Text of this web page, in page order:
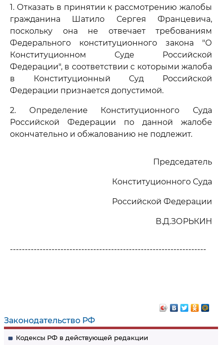
Законодательство РФ
Кодексы РФ в действующей редакции
1. Отказать в принятии к рассмотрению жалобы
гражданина Шатило Сергея Францевича,
поскольку она не отвечает требованиям
Федерального конституционного закона "О
Конституционном Суде Российской
Федерации", в соответствии с которыми жалоба
в Конституционный Суд Российской
Федерации признается допустимой.
2. Определение Конституционного Суда
Российской Федерации по данной жалобе
окончательно и обжалованию не подлежит.
Председатель
Конституционного Суда
Российской Федерации
В.Д.ЗОРЬКИН
------------------------------------------------------------------